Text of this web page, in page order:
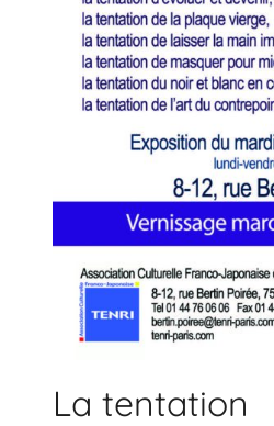
La tentation